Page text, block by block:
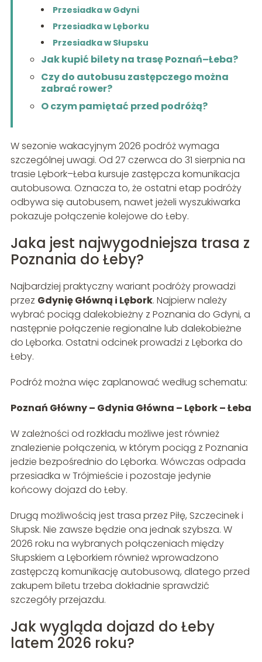
Przesiadka w Gdyni
Przesiadka w Lęborku
Przesiadka w Słupsku
Jak kupić bilety na trasę Poznań–Łeba?
Czy do autobusu zastępczego można
zabrać rower?
O czym pamiętać przed podróżą?
W sezonie wakacyjnym 2026 podróż wymaga
szczególnej uwagi. Od 27 czerwca do 31 sierpnia na
trasie Lębork–Łeba kursuje zastępcza komunikacja
autobusowa. Oznacza to, że ostatni etap podróży
odbywa się autobusem, nawet jeżeli wyszukiwarka
pokazuje połączenie kolejowe do Łeby.
Jaka jest najwygodniejsza trasa z
Poznania do Łeby?
Najbardziej praktyczny wariant podróży prowadzi
przez Gdynię Główną i Lębork. Najpierw należy
wybrać pociąg dalekobieżny z Poznania do Gdyni, a
następnie połączenie regionalne lub dalekobieżne
do Lęborka. Ostatni odcinek prowadzi z Lęborka do
Łeby.
Podróż można więc zaplanować według schematu:
Poznań Główny – Gdynia Główna – Lębork – Łeba
W zależności od rozkładu możliwe jest również
znalezienie połączenia, w którym pociąg z Poznania
jedzie bezpośrednio do Lęborka. Wówczas odpada
przesiadka w Trójmieście i pozostaje jedynie
końcowy dojazd do Łeby.
Drugą możliwością jest trasa przez Piłę, Szczecinek i
Słupsk. Nie zawsze będzie ona jednak szybsza. W
2026 roku na wybranych połączeniach między
Słupskiem a Lęborkiem również wprowadzono
zastępczą komunikację autobusową, dlatego przed
zakupem biletu trzeba dokładnie sprawdzić
szczegóły przejazdu.
Jak wygląda dojazd do Łeby
latem 2026 roku?